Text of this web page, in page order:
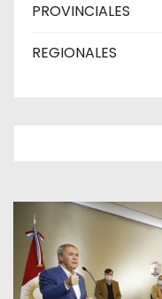
PROVINCIALES
REGIONALES